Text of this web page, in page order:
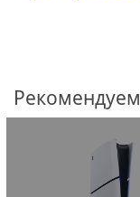
Рекомендуем